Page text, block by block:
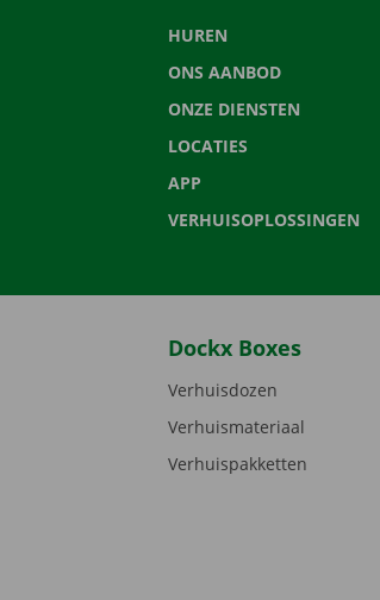
HUREN
ONS AANBOD
ONZE DIENSTEN
LOCATIES
APP
VERHUISOPLOSSINGEN
Dockx Boxes
Verhuisdozen
Verhuismateriaal
Verhuispakketten